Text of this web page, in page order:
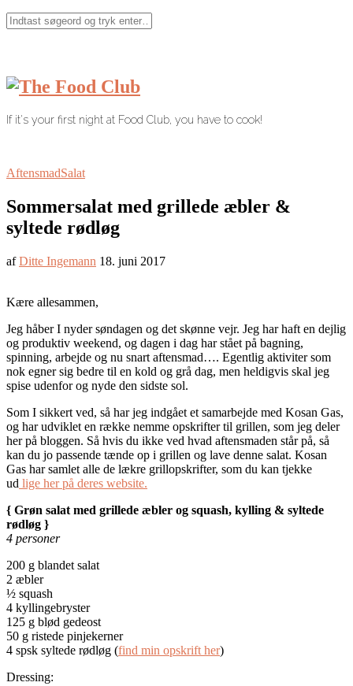
If it's your first night at Food Club, you have to cook!
AftensmadSalat
Sommersalat med grillede æbler &
syltede rødløg
afDitte Ingemann 18. juni 2017
Kære allesammen,
Jeg håber I nyder søndagen og det skønne vejr. Jeg har haft en dejlig
og produktiv weekend, og dagen i dag har stået på bagning,
spinning, arbejde og nu snart aftensmad…. Egentlig aktiviter som
nok egner sig bedre til en kold og grå dag, men heldigvis skal jeg
spise udenfor og nyde den sidste sol.
Som I sikkert ved, så har jeg indgået et samarbejde med Kosan Gas,
og har udviklet en række nemme opskrifter til grillen, som jeg deler
her på bloggen. Så hvis du ikke ved hvad aftensmaden står på, så
kan du jo passende tænde op i grillen og lave denne salat. Kosan
Gas har samlet alle de lækre grillopskrifter, som du kan tjekke
ud lige her på deres website.
{ Grøn salat med grillede æbler og squash, kylling & syltede
rødløg }
4 personer
200 g blandet salat
2 æbler
½ squash
4 kyllingebryster
125 g blød gedeost
50 g ristede pinjekerner
4 spsk syltede rødløg (find min opskrift her)
Dressing: